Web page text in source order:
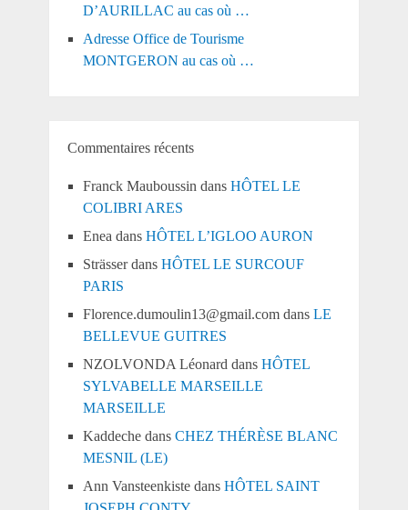
D’AURILLAC au cas où …
Adresse Office de Tourisme
MONTGERON au cas où …
Commentaires récents
Franck Mauboussin dans HÔTEL LE
COLIBRI ARES
Enea dans HÔTEL L’IGLOO AURON
Strässerdans HÔTEL LE SURCOUF
PARIS
Florence.dumoulin13@gmail.comdans LE
BELLEVUE GUITRES
NZOLVONDA Léonard dans HÔTEL
SYLVABELLE MARSEILLE
MARSEILLE
Kaddechedans CHEZ THÉRÈSE BLANC
MESNIL (LE)
Ann Vansteenkistedans HÔTEL SAINT